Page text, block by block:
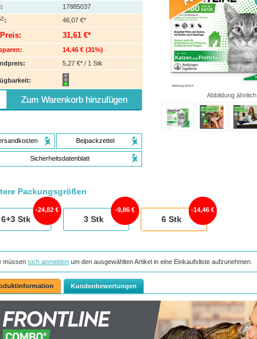
Abbildung ähnlich
:
17885037
2: 46,07 €*
31,61 €*
14,46 € (31%)
5,27 €* / 1 Stk
Zum Warenkorb hinzufügen
Beipackzettel
Sicherheitsdatenblatt
Packungsgrößen
6+3Stk
24,82 €
3Stk
9,86 €
6Stk
14,46 €
müssen sich anmeldenum den ausgewählten Artikel in eine Einkaufsliste aufzunehmen.
Kundenbewertungen